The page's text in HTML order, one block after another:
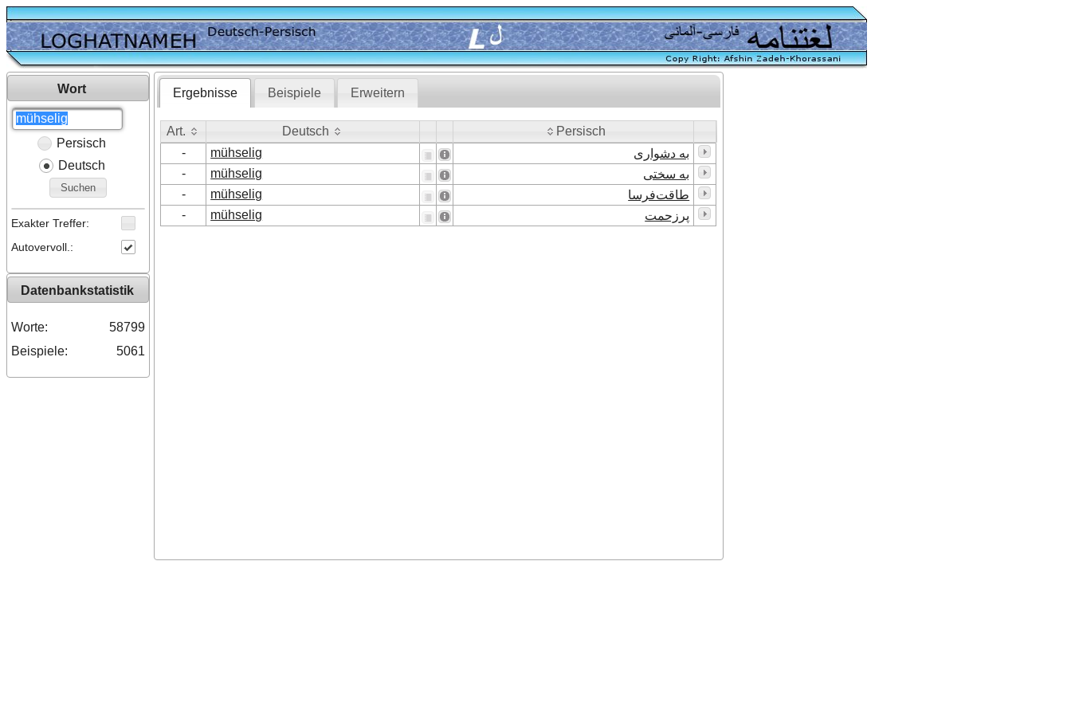
Wort
Persisch
Deutsch
Suchen
Exakter Treffer:
Autovervoll.:
Datenbankstatistik
Worte:
58799
Beispiele:
5061
Ergebnisse Beispiele Erweitern
Art. Deutsch
Persisch
- mühselig
به دشواری
-
mühselig
به سختی
-
mühselig
طاقت‌فرسا
-
mühselig پرزحمت